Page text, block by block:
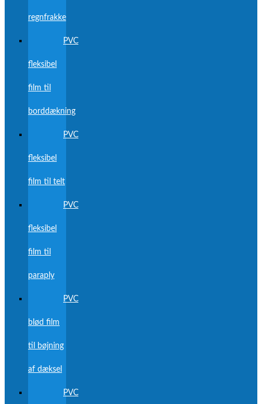
regnfrakke
PVC
fleksibel
film til
borddækning
PVC
fleksibel
film til telt
PVC
fleksibel
film til
paraply
PVC
blød film
til bøjning
af dæksel
PVC